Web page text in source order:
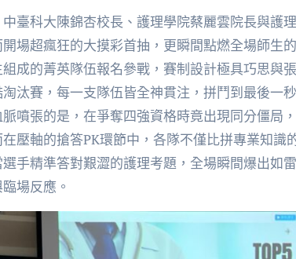
中臺科大陳錦杏校長、護理學院蔡麗雲院長與護
場超瘋狂的大摸彩首抽，更瞬間點燃全場師生
成的菁英隊伍報名參戰，賽制設計極具巧思與
汰賽，每一支隊伍皆全神貫注，拼鬥到最後一
噴張的是，在爭奪四強資格時竟出現同分僵局
壓軸的搶答PK環節中，各隊不僅比拼專業知
手精準答對艱澀的護理考題，全場瞬間爆出如
場反應。